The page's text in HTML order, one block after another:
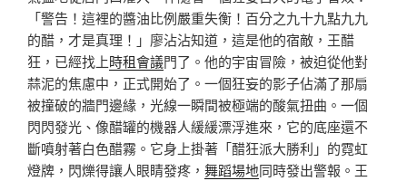
「警告！這裡的醬油比例嚴重失衡！百分之九十九點九九
的醋，才是真理！」廖沾沾知道，這是他的宿敵，王醋
狂，已經找上時租會議門了。他的宇宙冒險，被迫從他對
蒜泥的焦慮中，正式開始了。一個狂妄的影子佔滿了那扇
被撞破的牆門邊緣，光線一瞬間被極端的酸氣扭曲。一個
閃閃發光、像醋罐的機器人緩緩漂浮進來，它的底座還不
斷噴射著白色醋霧。它身上掛著「醋狂派大勝利」的霓虹
燈牌，閃爍得讓人眼睛發疼， 舞蹈場地同時發出警報。王